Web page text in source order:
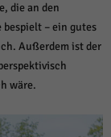
die an den
bespielt – ein gutes
Außerdem ist der
wäre.